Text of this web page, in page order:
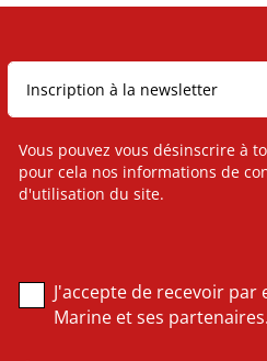
Vous pouvez vous désinscrire à
pour cela nos informations de
d'utilisation du site.
J'accepte de recevoir par
Marine et ses partenaires.